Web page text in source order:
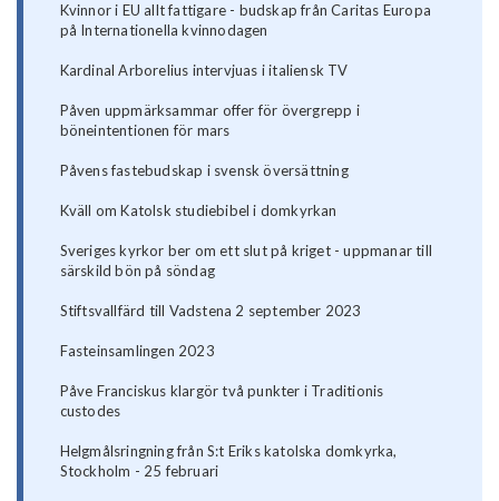
Kvinnor i EU allt fattigare - budskap från Caritas Europa
på Internationella kvinnodagen
Kardinal Arborelius intervjuas i italiensk TV
Påven uppmärksammar offer för övergrepp i
böneintentionen för mars
Påvens fastebudskap i svensk översättning
Kväll om Katolsk studiebibel i domkyrkan
Sveriges kyrkor ber om ett slut på kriget - uppmanar till
särskild bön på söndag
Stiftsvallfärd till Vadstena 2 september 2023
Fasteinsamlingen 2023
Påve Franciskus klargör två punkter i Traditionis
custodes
Helgmålsringning från S:t Eriks katolska domkyrka,
Stockholm - 25 februari